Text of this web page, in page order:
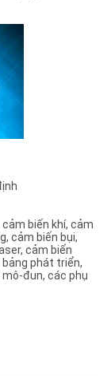
biến khí, cảm
cảm biến bụi,
cảm biến
phát triển,
đun, các phụ